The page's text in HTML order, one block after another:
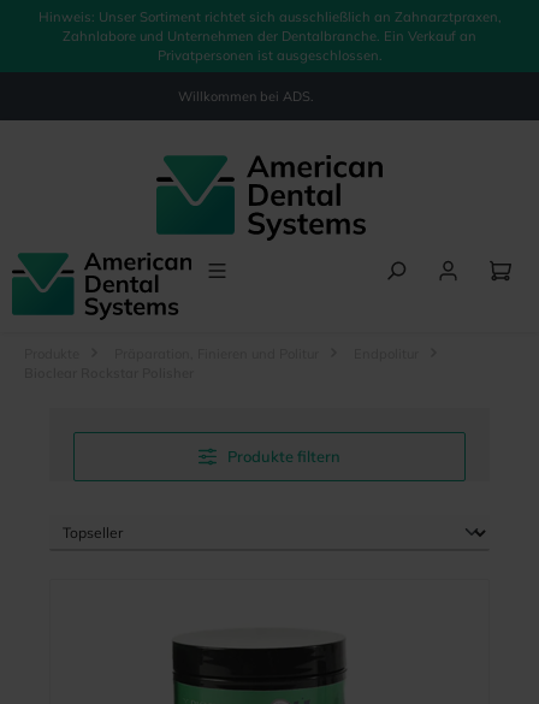
springen
Hinweis: Unser Sortiment richtet sich ausschließlich an Zahnarztpraxen,
Zahnlabore und Unternehmen der Dentalbranche. Ein Verkauf an
Privatpersonen ist ausgeschlossen.
Willkommen bei ADS.
Produkte filtern